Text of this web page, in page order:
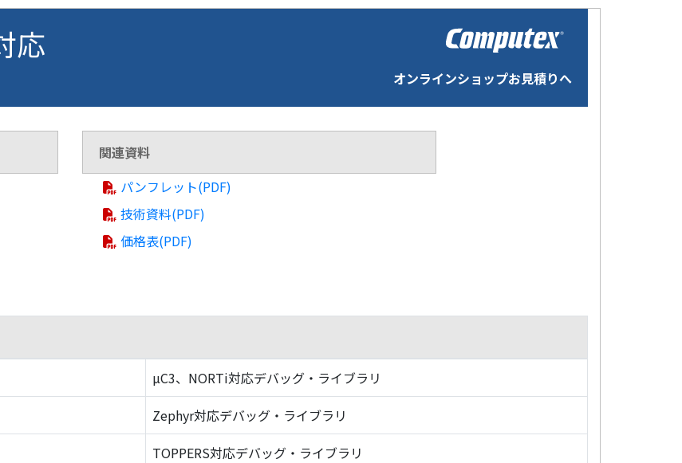
応
オンラインショップお見積りへ
関連資料
パンフレット(PDF)
技術資料(PDF)
価格表(PDF)
µC3、NORTi対応デバッグ・ライブラリ
Zephyr対応デバッグ・ライブラリ
TOPPERS対応デバッグ・ライブラリ